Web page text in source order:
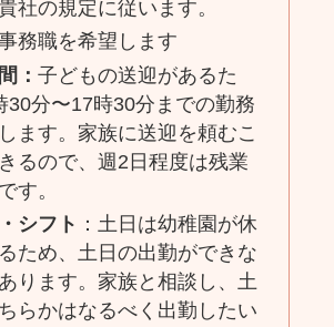
社の規定に従います。
務職を希望します
： 子どもの送迎があるた
30分〜17時30分までの勤務
ます。家族に送迎を頼むこ
るので、週2日程度は残業
す。
シフト ：土日は幼稚園が休
ため、土日の出勤ができな
ります。家族と相談し、土
らかはなるべく出勤したい